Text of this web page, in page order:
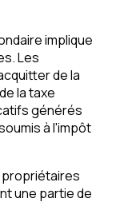
implique
Les
de la
la taxe
générés
à l'impôt
propriétaires
une partie de